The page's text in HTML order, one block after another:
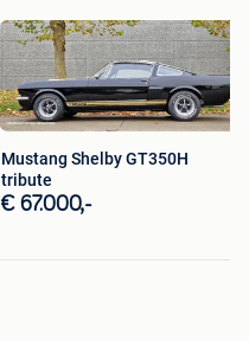
Mustang Shelby GT350H
tribute
€ 67.000,-